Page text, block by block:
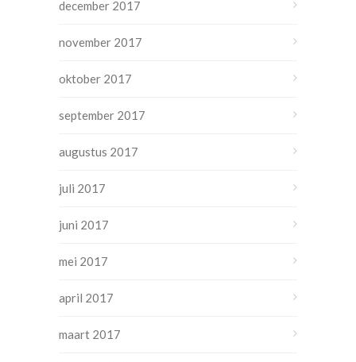
december 2017
november 2017
oktober 2017
september 2017
augustus 2017
juli 2017
juni 2017
mei 2017
april 2017
maart 2017